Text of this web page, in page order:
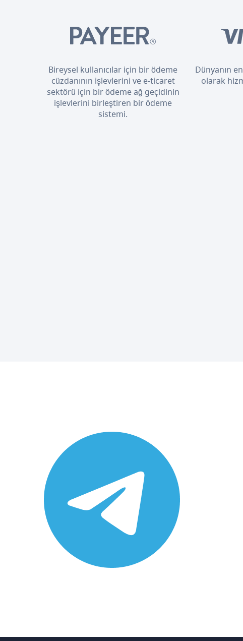
Bireysel kullanıcılar için bir ödeme
cüzdanının işlevlerini ve e-ticaret
sektörü için bir ödeme ağ geçidinin
işlevlerini birleştiren bir ödeme
sistemi.
Dünyanın
olarak